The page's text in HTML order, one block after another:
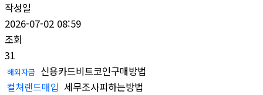
작성일
2026-07-02 08:59
조회
31
해외자금 신용카드비트코인구매방법
컬쳐랜드매입 세무조사피하는방법